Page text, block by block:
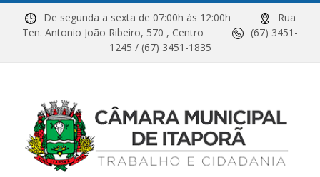
De segunda a sexta de 07:00h às 12:00h
Rua
Ten. Antonio João Ribeiro, 570 , Centro
(67) 3451-
1245 / (67) 3451-1835